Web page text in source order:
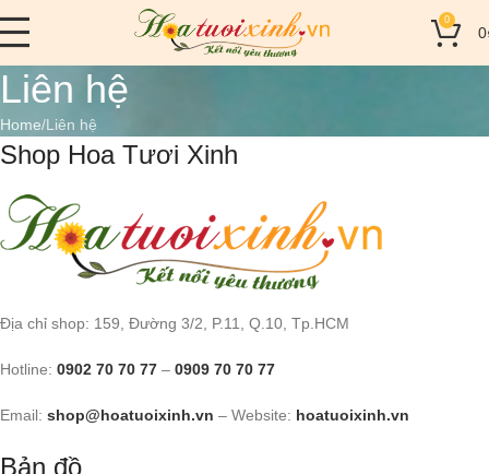
0
0
Liên hệ
Home Liên hệ
Shop Hoa Tươi Xinh
Địa chỉ shop: 159, Đường 3/2, P.11, Q.10, Tp.HCM
Hotline: 0902 70 70 77 – 0909 70 70 77
Email: shop@hoatuoixinh.vn – Website: hoatuoixinh.vn
Bản đồ